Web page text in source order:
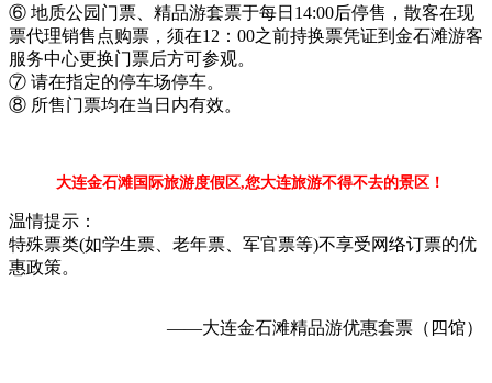
⑥ 地质公园门票、精品游套票于每日14:00后停售，散客在现
票代理销售点购票，须在12：00之前持换票凭证到金石滩游客
服务中心更换门票后方可参观。
⑦ 请在指定的停车场停车。
⑧ 所售门票均在当日内有效。
大连金石滩国际旅游度假区,您大连旅游不得不去的景区！
温情提示：
特殊票类(如学生票、老年票、军官票等)不享受网络订票的优
惠政策。
——大连金石滩精品游优惠套票（四馆）